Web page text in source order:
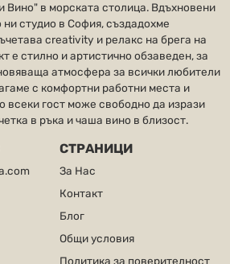
Вино" в морската столица. Вдъхновени
студио в София, създадохме
creativity и релакс на брега на
е стилно и артистично обзаведен, за
атмосфера за всички любители
с комфортни работни места и
всеки гост може свободно да изрази
в ръка и чаша вино в близост.
СТРАНИЦИ
За Нас
Контакт
Блог
Общи условия
Политика за поверителност